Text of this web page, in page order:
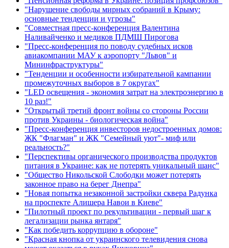
"Нарушение свободы мирных собраний в Крыму:
основные тенденции и угрозы"
"Совместная пресс-конференция Валентина
Наливайченко и медиков ПДМШ Пирогова
"Пресс-конференция по поводу судебных исков
авиакомпании МАУ к аэропорту "Львов" и
Мининфраструктуры"
"Тенденции и особенности избирательной кампании
промежуточных выборов в 7 округах"
"LED освещения - экономия затрат на электроэнергию в
10 раз!"
"Открытый третий фронт войны со стороны России
против Украины - биологическая война"
"Пресс-конференция инвесторов недостроенных домов:
ЖК "Флагман" и ЖК "Семейный уют"- миф или
реальность?"
"Перспективы органического производства продуктов
питания в Украине: как не потерять уникальный шанс"
"Общество Никольской Слободки может потерять
законное право на берег Днепра"
"Новая попытка незаконной застройки сквера Радунка
на проспекте Алишера Навои в Киеве"
"Пилотный проект по рекультивации - первый шаг к
легализации рынка янтаря"
"Как победить коррупцию в обороне"
"Красная кнопка от украинского телевидения снова